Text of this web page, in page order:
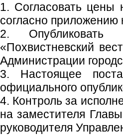
1. Согласовать
согласно
2. Опубликовать
«Похвистневский
Администрации
3. Настоящее
официального
4. Контроль за
на заместителя
руководителя